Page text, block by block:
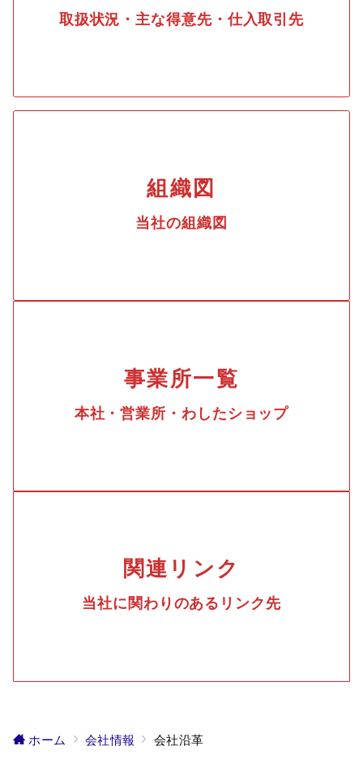
取扱状況・主な得意先・仕入取引先
組織図
当社の組織図
事業所一覧
本社・営業所・わしたショップ
関連リンク
当社に関わりのあるリンク先
ホーム 会社情報 会社沿革